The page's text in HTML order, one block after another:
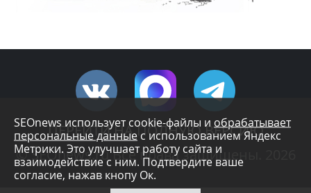
SEOnews использует cookie-файлы и обрабатывает
персональные данные с использованием Яндекс
Метрики. Это улучшает работу сайта и
взаимодействие с ним. Подтвердите ваше
согласие, нажав кнопу Ок.
ПЕРЕЙТИ НА ПОЛНУЮ ВЕРСИЮ
© SEOnews.ru Все права защищены. 2026